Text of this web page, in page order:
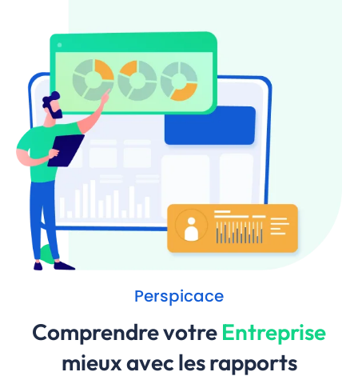
Perspicace
Comprendre votre Entreprise
mieux avec les rapports